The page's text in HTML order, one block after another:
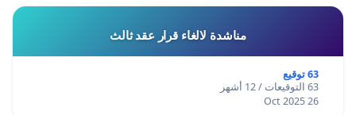
مناشدة لالغاء قرار عقد ثالث
63 توقيع
63 التوقيعات / 12 أشهر
26 Oct 2025